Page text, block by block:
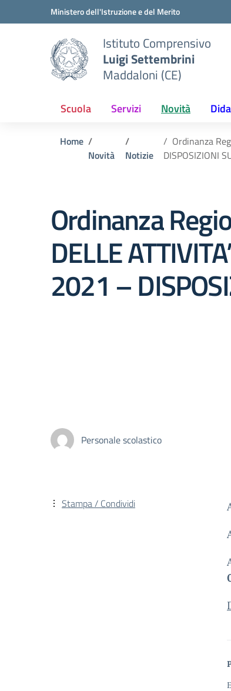
Vai ai contenuti
Vai al menu di navigazioneMinistero dell'Istruzione e del Merito
Istituto Comprensivo
Luigi Settembrini
Maddaloni (CE)
Scuola Servizi Novità
Home
Novità
Notizie
Ordinanza
DISPOSIZIONI
Ordinanza
DELLE
2021 –
Personale scolastico
Stampa / Condividi